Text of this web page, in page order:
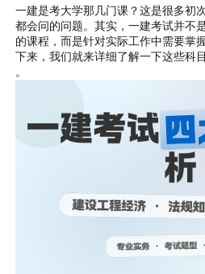
一建是考大学那几门课？这是很多初
都会问的问题。其实，一建考试并不
的课程，而是针对实际工作中需要掌
下来，我们就来详细了解一下这些科
。